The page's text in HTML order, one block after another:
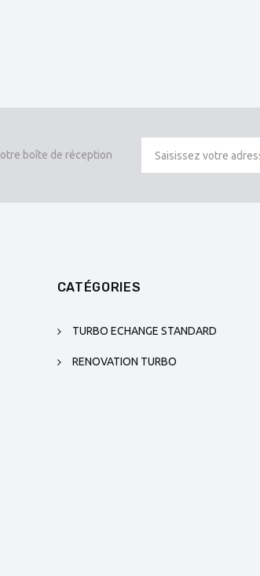
boîte de réception
CATÉGORIES
TURBO ECHANGE STANDARD
RENOVATION TURBO